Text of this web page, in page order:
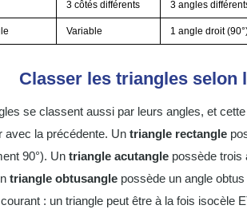
3 côtés différents 3 angles
Variable 1 angle droit
Classer les triangles selon
se classent aussi par leurs angles, et
avec la précédente. Un triangle rectangle
90°). Un triangle acutangle possède trois
triangle obtusangle possède un angle
: un triangle peut être à la fois isocèle